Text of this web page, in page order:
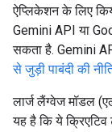
ऐप्लिकेशन के लिए
Gemini API या
सकता है. Gemini
से जुड़ी पाबंदी की
लार्ज लैंग्वेज मॉडल
यह है कि ये